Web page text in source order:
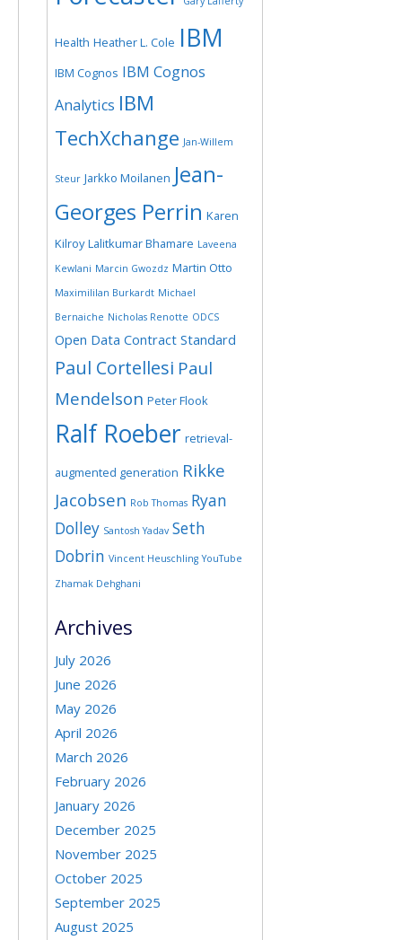
Health Heather L. Cole IBM
IBM Cognos IBM Cognos
Analytics IBM
TechXchange Jan-Willem
Steur Jarkko Moilanen Jean-
Georges Perrin Karen
Kilroy Lalitkumar Bhamare Laveena
Kewlani Marcin Gwozdz Martin Otto
Maximililan Burkardt Michael
Bernaiche Nicholas Renotte ODCS
Open Data Contract Standard
Paul Cortellesi Paul
Mendelson Peter Flook
Ralf Roeber retrieval-
augmented generation Rikke
Jacobsen Rob Thomas Ryan
Dolley Santosh Yadav Seth
Dobrin Vincent Heuschling YouTube
Zhamak Dehghani
Archives
July 2026
June 2026
May 2026
April 2026
March 2026
February 2026
January 2026
December 2025
November 2025
October 2025
September 2025
August 2025